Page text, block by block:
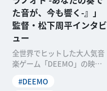
た音が、今も響く-』」
監督・松下周平インタビ
ュー
全世界でヒットした大人気音
楽ゲーム「DEEMO」の映画
MO サクラノオト
#DEEMO